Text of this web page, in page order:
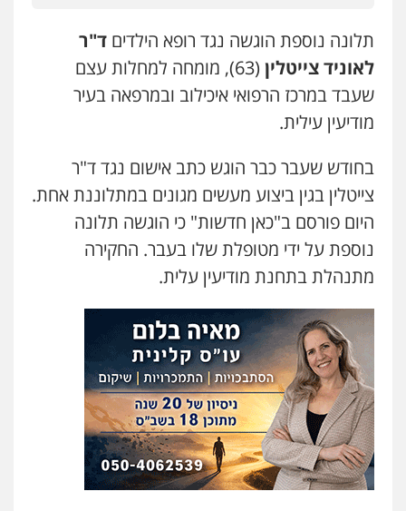
עו"ד נס בן נתן
פלילי פשיעה חמורה
0505555110
דיני צבא פלילי צווארון לבן
עו"ד דניאל דרוביצקי
0526409925
עו"ד אלינור מתיתיה
פלילי תעבורה צבאי משפחה
0526577766
עו"ד עמית רוזנצויג
משפט פלילי דיני תעבורה
0532700200
תלונה נוספת הוגשה נגד רופא הילדים ד"ר
לאוניד צייטלין (63)
, מומחה למחלות עצם
שעבד במרכז הרפואי איכילוב ובמרפאה בעיר
מודיעין עילית.
בחודש שעבר כבר הוגש כתב אישום נגד ד"ר
צייטליןבגין ביצוע מעשים מגונים במתלוננתאחת.
היום פורסם ב"כאן חדשות" כי הוגשה תלונה
נוספת על ידי מטופלת שלו בעבר. החקירה
מתנהלת בתחנת מודיעין עלית.